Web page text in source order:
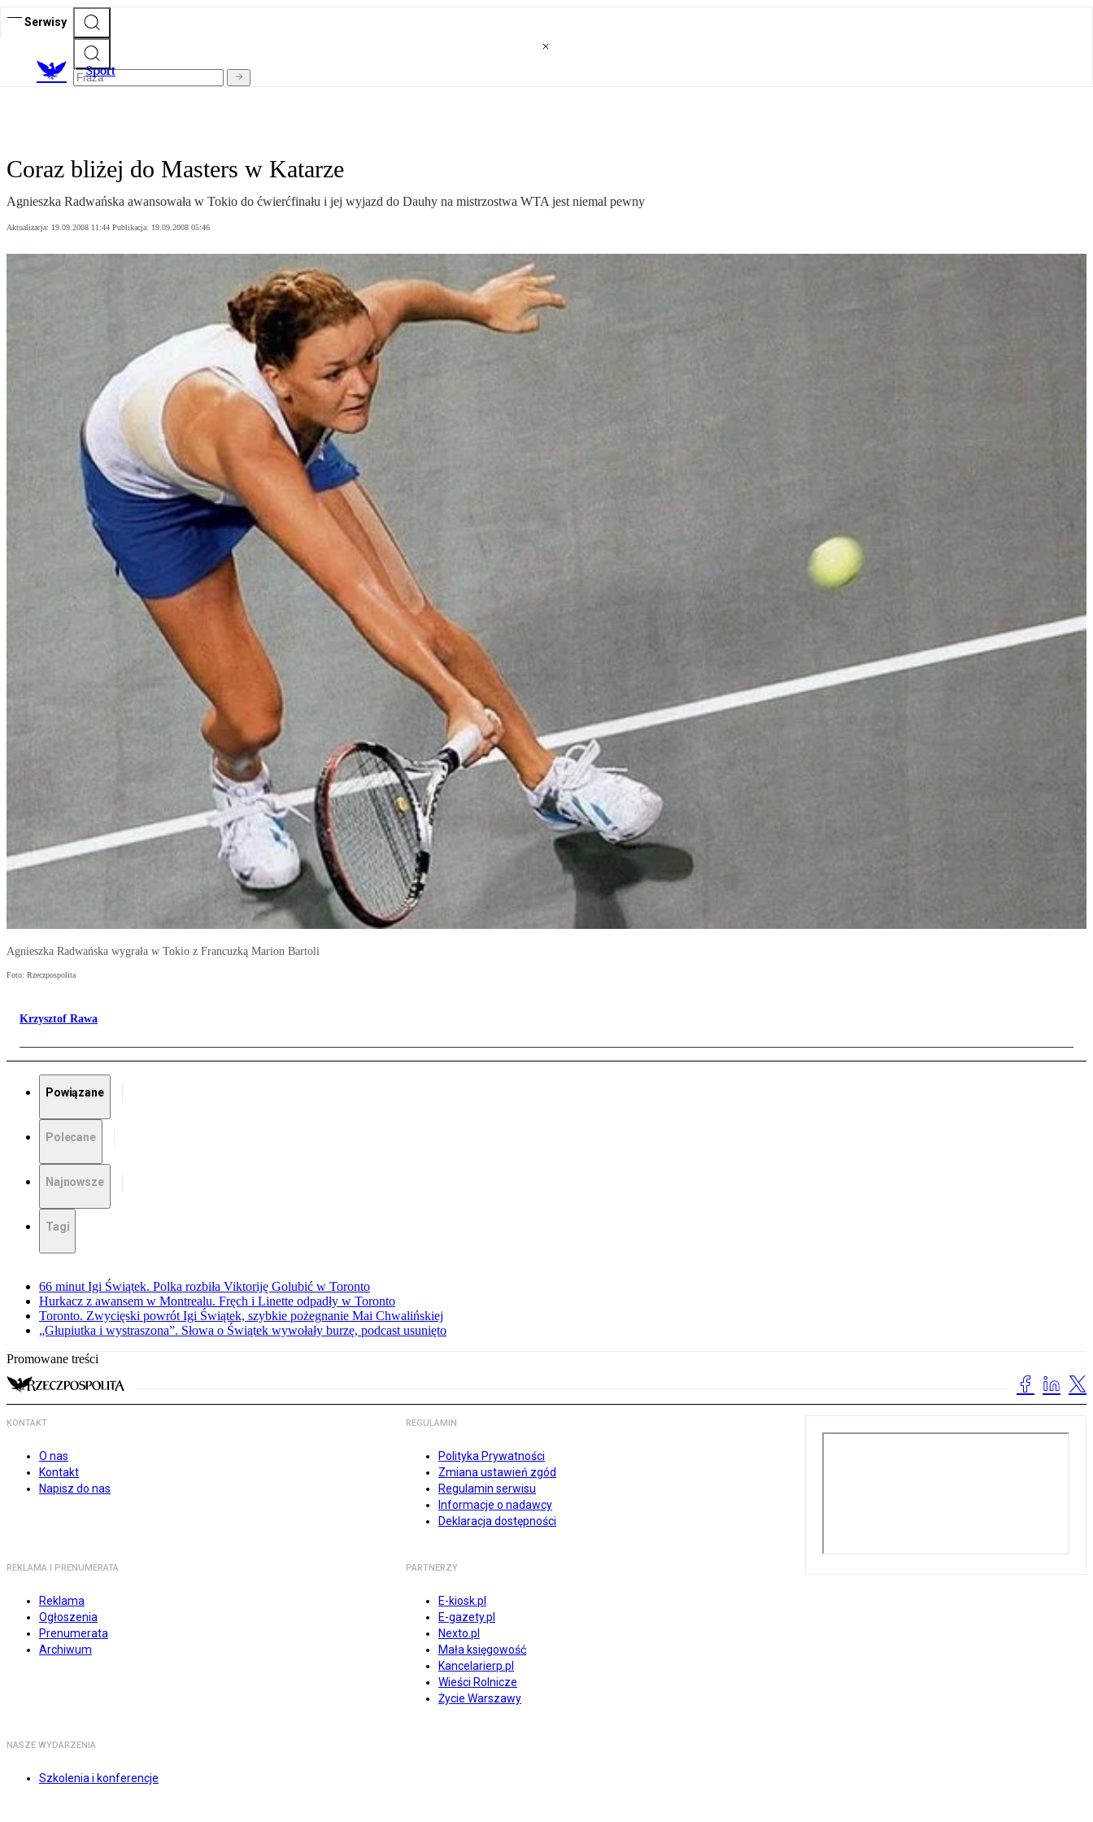
Serwisy
Sport
Coraz bliżej do Masters w Katarze
Agnieszka Radwańska awansowała w Tokio do ćwierćfinału i jej wyjazd do Dauhy na mistrzostwa WTA jest niemal pewny
Aktualizacja: 19.09.2008 11:44 Publikacja: 19.09.2008 05:46
Agnieszka Radwańska wygrała w Tokio z Francuzką Marion Bartoli
Foto: Rzeczpospolita
Krzysztof Rawa
Powiązane
Polecane
Najnowsze
Tagi
66 minut Igi Świątek. Polka rozbiła Viktoriję Golubić w Toronto
Hurkacz z awansem w Montrealu. Fręch i Linette odpadły w Toronto
Toronto. Zwycięski powrót Igi Świątek, szybkie pożegnanie Mai Chwalińskiej
„Głupiutka i wystraszona”. Słowa o Świątek wywołały burzę, podcast usunięto
Promowane treści
KONTAKT
O nas
Kontakt
Napisz do nas
REGULAMIN
Polityka Prywatności
Zmiana ustawień zgód
Regulamin serwisu
Informacje o nadawcy
Deklaracja dostępności
REKLAMA I PRENUMERATA
Reklama
Ogłoszenia
Prenumerata
Archiwum
PARTNERZY
E-kiosk.pl
E-gazety.pl
Nexto.pl
Mała księgowość
Kancelarierp.pl
Wieści Rolnicze
Życie Warszawy
NASZE WYDARZENIA
Szkolenia i konferencje